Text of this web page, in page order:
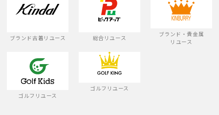
ブランド古着リユース 総合リユース
ブランド・貴金属
リユース
ゴルフリユース
ゴルフリユース